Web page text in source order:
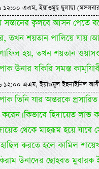
এএম, ইয়াওমুছ ছুলাছা
ক্বলবে আসন পেতে
তখন শয়তান পালিয়ে যায়।
হয়, তখন শয়তান
উনার যকিরি সমস্ত
এএম, ইয়াওমুল ইছনাইনিল
তিনি যার অন্তরকে
করেন। কিভাবে হিদায়েত লাভ
থেকে মাহরূম হয়ে যাবে
হাছিল করতে হলে কামিল
উনাদের ছোহবত মুবারক